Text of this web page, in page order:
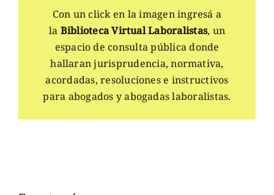
Con un click en la imagen ingresá a
la Biblioteca Virtual Laboralistas, un
espacio de consulta pública donde
hallaran jurisprudencia, normativa,
acordadas, resoluciones e instructivos
para abogados y abogadas laboralistas.